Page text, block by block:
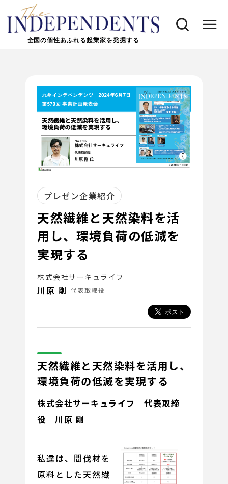
全国の個性あふれる起業家を発掘する
プレゼン企業紹介
天然繊維と天然染料を活
用し、環境負荷の低減を
実現する
株式会社サーキュライフ
川原 剛 代表取締役
天然繊維と天然染料を活用し、
環境負荷の低減を実現する
株式会社サーキュライフ 代表取締
役 川原 剛
私達は、間伐材を
原料とした天然繊